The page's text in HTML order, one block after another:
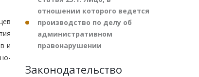
и
отношении которого ведется
производство по делу об
административном
правонарушении
Законодательство